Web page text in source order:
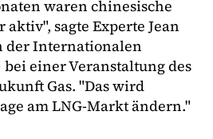
waren chinesische
sagte Experte Jean
der Internationalen
einer Veranstaltung des
Gas. "Das wird
am LNG-Markt ändern."